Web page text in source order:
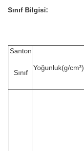
Sınıf Bilgisi:
Santon
Sınıf
Yoğunluk(g/cm³)